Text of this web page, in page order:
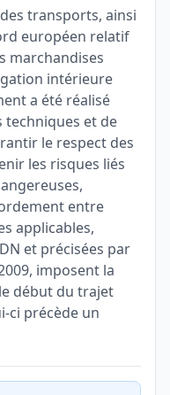
des transports, ainsi
européen relatif
marchandises
intérieure
a été réalisé
techniques et de
le respect des
les risques liés
entre
applicables,
et précisées par
imposent la
début du trajet
ci précède un